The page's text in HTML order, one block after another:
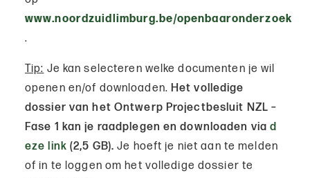
www.noordzuidlimburg.be/openbaaronderzoek
.
Tip: Je kan selecteren welke documenten je wil
openen en/of downloaden. Het volledige
dossier van het Ontwerp Projectbesluit NZL –
Fase 1 kan je raadplegen en downloaden viad
eze link (2,5 GB). Je hoeft je niet aan te melden
of in te loggen om het volledige dossier te